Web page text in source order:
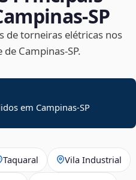
de torneiras elétricas nos
Campinas‑SP.
em Campinas-SP
Taquaral Vila Industrial